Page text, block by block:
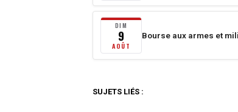
2026
au
9
2026
7
août
2026
au
2026
dimanche
9
DIM
9
AOÛT
Bourse aux armes et
SUJETS LIÉS :